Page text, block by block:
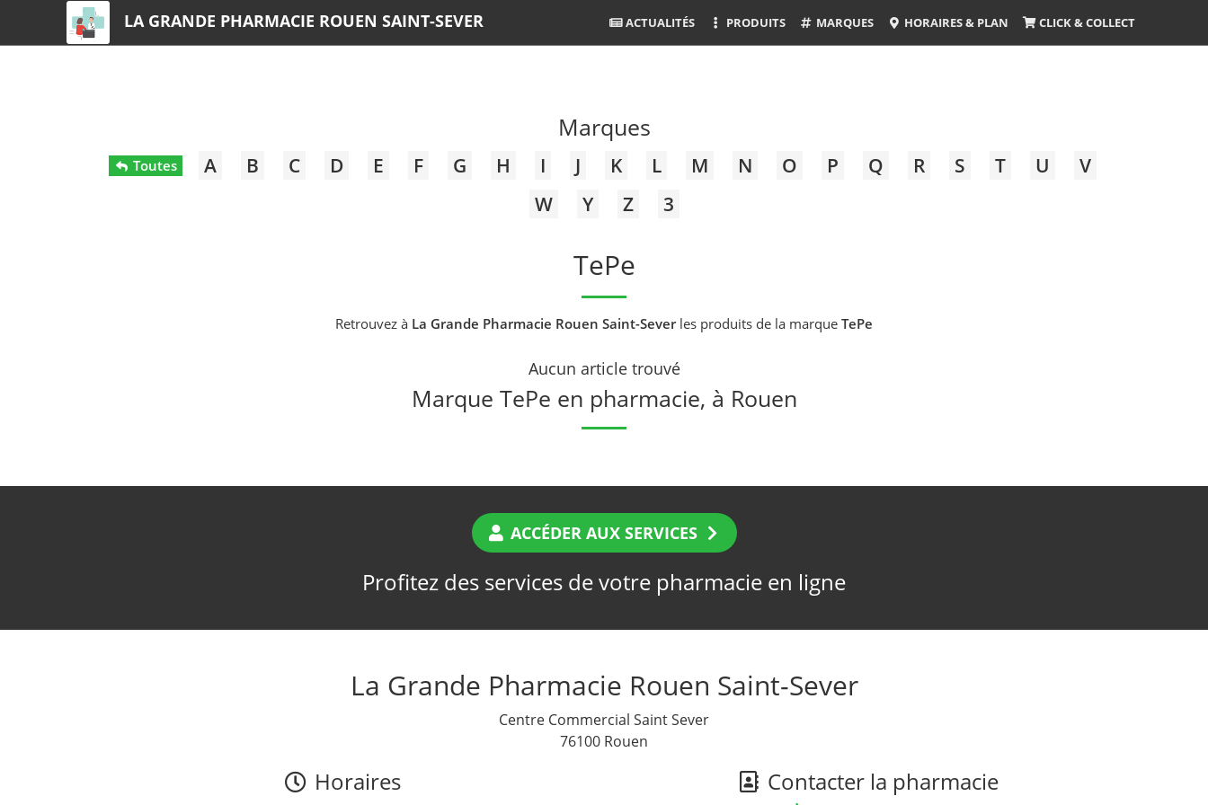
LA GRANDE PHARMACIE ROUEN SAINT-SEVER ACTUALITÉS PRODUITS MARQUES HORAIRES & PLAN CLICK & COLLECT
Marques
Toutes A B C D E F G H I J K L M N O P Q R S T U
V
W
Y Z 3
TePe
Retrouvez à La Grande Pharmacie Rouen Saint-Severles produits de la marque TePe
Aucun article trouvé
Marque TePe en pharmacie, à Rouen
ACCÉDER AUX SERVICES
Profitez des services de votre pharmacie en ligne
La Grande Pharmacie Rouen Saint-Sever
Centre Commercial Saint Sever
76100 Rouen
Horaires Contacter la pharmacie